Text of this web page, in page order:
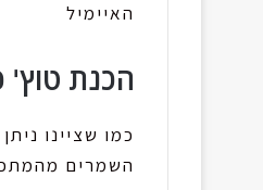
האיימיל
הכנת טוץ'
כמו שציינו
השמרים